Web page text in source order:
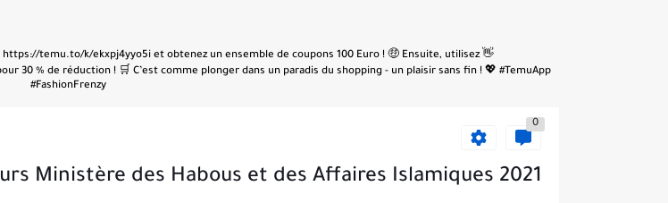
https://temu.to/k/ekxpj4yyo5i et obtenez un ensemble de coupons 100 Euro ! 🤑 Ensuite, utilisez
30 % de réduction ! 🛒 C’est comme plonger dans un paradis du shopping - un plaisir sans fin ! 💖 #TemuApp
#FashionFrenzy
0
Ministère des Habous et des Affaires Islamiques 2021